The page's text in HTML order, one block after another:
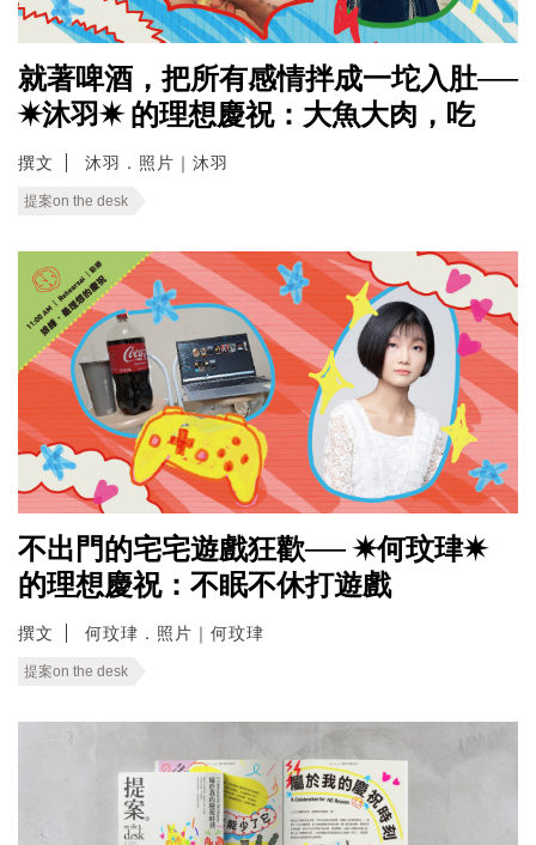
就著啤酒，把所有感情拌成一坨入肚──
✷沐羽✷ 的理想慶祝：大魚大肉，吃
撰文 沐羽．照片｜沐羽
提案on the desk
不出門的宅宅遊戲狂歡── ✷何玟珒✷
的理想慶祝：不眠不休打遊戲
撰文 何玟珒．照片｜何玟珒
提案on the desk